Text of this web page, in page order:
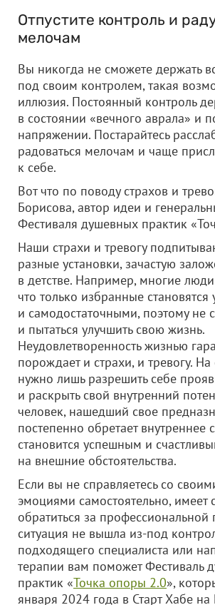
Отпустите контроль и
мелочам
Вы никогда не сможете держать
под своим контролем, такая
иллюзия. Постоянный контроль
в состоянии «вечного аврала» и
напряжении. Постарайтесь
радоваться мелочам и чаще
к себе.
Вот что по поводу страхов и
Борисова, автор идеи и
Фестиваля душевных практик
Наши страхи и тревогу
разные установки, зачастую
в детстве. Например, многие
что только избранные
и самодостаточными, поэтому не
и пытаться улучшить свою жизнь.
Неудовлетворенность жизнью
порождает и страхи, и тревогу.
нужно лишь разрешить себе
и раскрыть свой внутренний
человек, нашедший свое
постепенно обретает внутреннее
становится успешным и
на внешние обстоятельства.
Если вы не справляетесь со
эмоциями самостоятельно, имеет
обратиться за
ситуация не вышла из-под
подходящего специалиста или
терапии вам поможет Фестиваль
практик «Точка опоры 2.0»,
января 2024 года в Старт Хабе